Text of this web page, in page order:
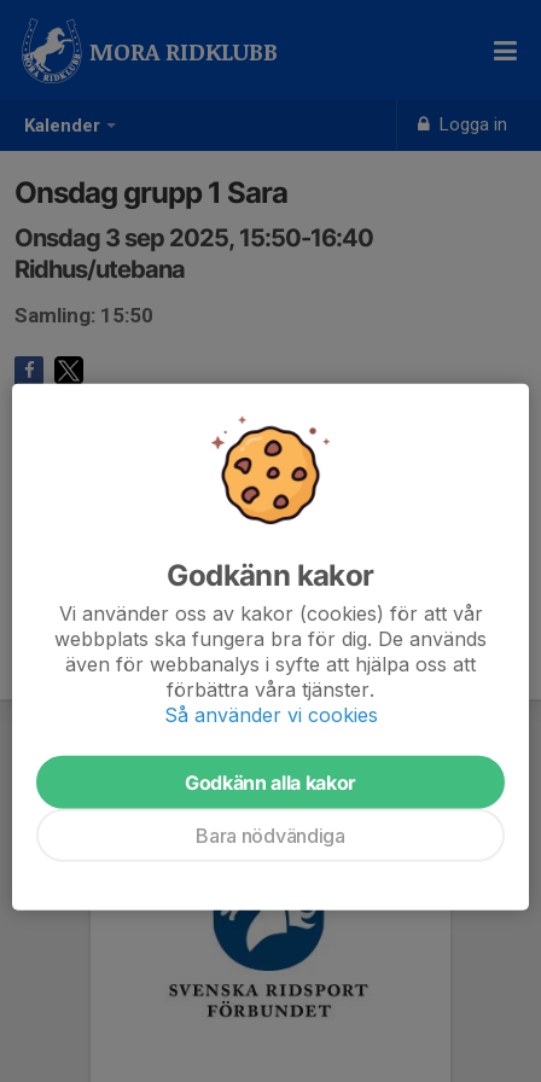
Kalender Logga in
MORA RIDKLUBB
Onsdag grupp 1 Sara
Onsdag 3 sep 2025, 15:50-16:40
Ridhus/utebana
Samling: 15:50
Godkänn kakor
Vi använder oss av kakor (cookies) för att vår
webbplats ska fungera bra för dig. De används
även för webbanalys i syfte att hjälpa oss att
förbättra våra tjänster.
Så använder vi cookies
Godkänn alla kakor
Bara nödvändiga